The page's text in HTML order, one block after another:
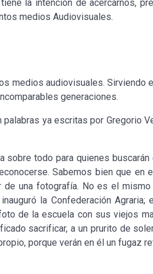
la intención de acercarnos,
medios Audiovisuales.
medios audiovisuales. Sirviendo
generaciones.
ya escritas por Gregorio
sobre todo para quienes
Sabemos bien que
una fotografía. No es el
la Confederación
de la escuela con sus viejos
sacrificar, a un prurito de
porque verán en él un fugaz